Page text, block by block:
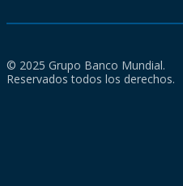
© 2025 Grupo Banco Mundial.
Reservados todos los derechos.